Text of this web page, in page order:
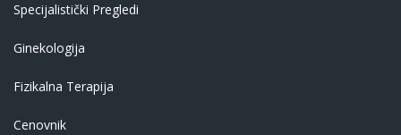
Specijalistički Pregledi
Ginekologija
Fizikalna Terapija
Cenovnik